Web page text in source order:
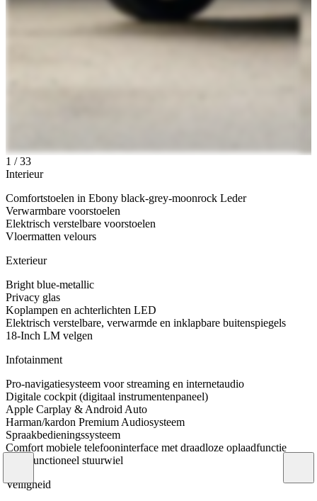
1 /33
Interieur
Comfortstoelen in Ebony black-grey-moonrock Leder
Verwarmbare voorstoelen
Elektrisch verstelbare voorstoelen
Vloermatten velours
Exterieur
Bright blue-metallic
Privacy glas
Koplampen en achterlichten LED
Elektrisch verstelbare, verwarmde en inklapbare buitenspiegels
18-Inch LM velgen
Infotainment
Pro-navigatiesysteem voor streaming en internetaudio
Digitale cockpit (digitaal instrumentenpaneel)
Apple Carplay & Android Auto
Harman/kardon Premium Audiosysteem
Spraakbedieningssysteem
Comfort mobiele telefooninterface met draadloze oplaadfunctie
Multifunctioneel stuurwiel
Veiligheid